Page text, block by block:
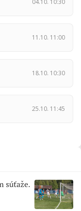
04.10. 10:30
11.10. 11:00
18.10. 10:30
25.10. 11:45
súťaže.